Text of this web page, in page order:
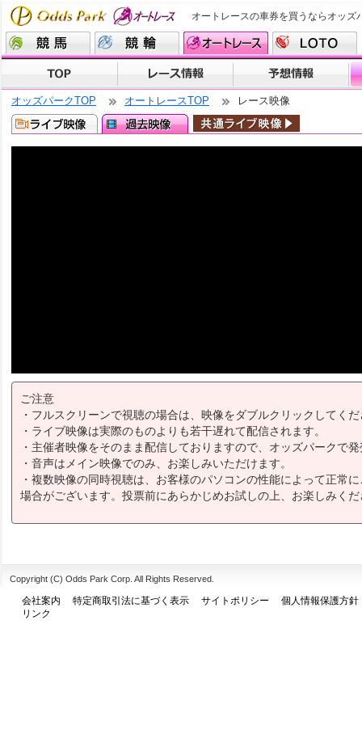
オートレースの車券を買うならオッズ
オッズパークTOP オートレースTOP レース映像
ご注意
・フルスクリーンで視聴の場合は、映像をダブルクリックしてく
・ライブ映像は実際のものよりも若干遅れて配信されます。
・主催者映像をそのまま配信しておりますので、オッズパークで
・音声はメイン映像でのみ、お楽しみいただけます。
・複数映像の同時視聴は、お客様のパソコンの性能によって正常
場合がございます。投票前にあらかじめお試しの上、お楽しみく
Copyright (C) Odds Park Corp. All Rights Reserved.
会社案内 特定商取引法に基づく表示 サイトポリシー
個人情報保護方針
リンク